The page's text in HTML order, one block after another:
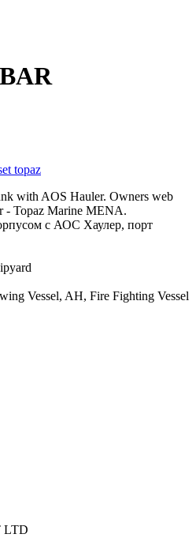
topaz
with AOS Hauler. Owners web
- Topaz Marine MENA.
с АОС Хаулер, порт
Vessel, AH, Fire Fighting Vessel
LTD